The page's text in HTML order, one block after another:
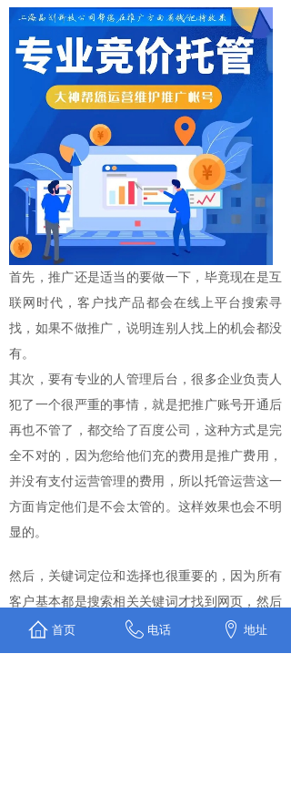
首先，推广还是适当的要做一下，毕竟现在是互
联网时代，客户找产品都会在线上平台搜索寻
找，如果不做推广，说明连别人找上的机会都没
有。
其次，要有专业的人管理后台，很多企业负责人
犯了一个很严重的事情，就是把推广账号开通后
再也不管了，都交给了百度公司，这种方式是完
全不对的，因为您给他们充的费用是推广费用，
并没有支付运营管理的费用，所以托管运营这一
方面肯定他们是不会太管的。这样效果也会不明
显的。
然后，关键词定位和选择也很重要的，因为所有
客户基本都是搜索相关关键词才找到网页，然后
咨询过来的，如果关键词选择不准确，那推广的
效果也会降低很多的。
首页 电话 地址